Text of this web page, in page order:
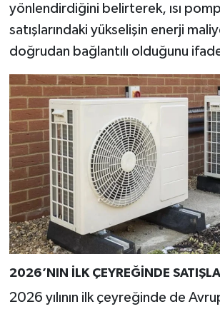
yönlendirdiğini belirterek, ısı
satışlarındaki yükselişin enerji
doğrudan bağlantılı olduğunu
2026’NIN İLK ÇEYREĞİNDE
2026 yılının ilk çeyreğinde de
Video Galeri
Yaşam
Yemek Tarifleri